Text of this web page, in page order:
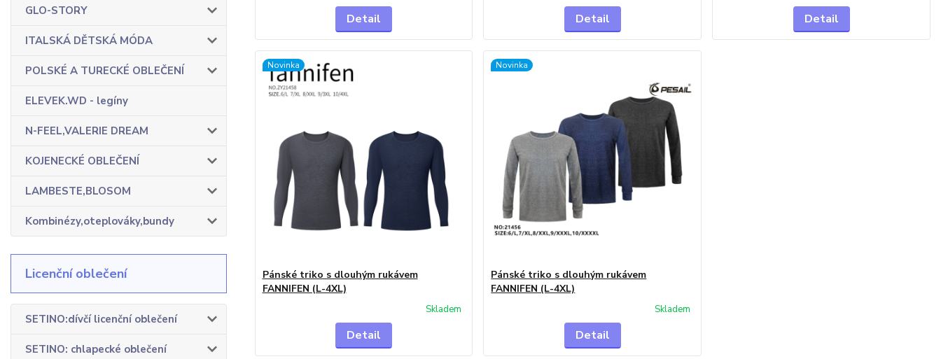
GLO-STORY
ITALSKÁ DĚTSKÁ MÓDA
POLSKÉ A TURECKÉ OBLEČENÍ
ELEVEK.WD - legíny
N-FEEL,VALERIE DREAM
KOJENECKÉ OBLEČENÍ
LAMBESTE,BLOSOM
Kombinézy,oteplováky,bundy
Licenční oblečení
SETINO:dívčí licenční oblečení
SETINO: chlapecké oblečení
Detail Detail Detail
Novinka
Pánské triko s dlouhým rukávem
FANNIFEN (L-4XL)
Skladem
Detail
Novinka
Pánské triko s dlouhým rukávem
FANNIFEN (L-4XL)
Skladem
Detail